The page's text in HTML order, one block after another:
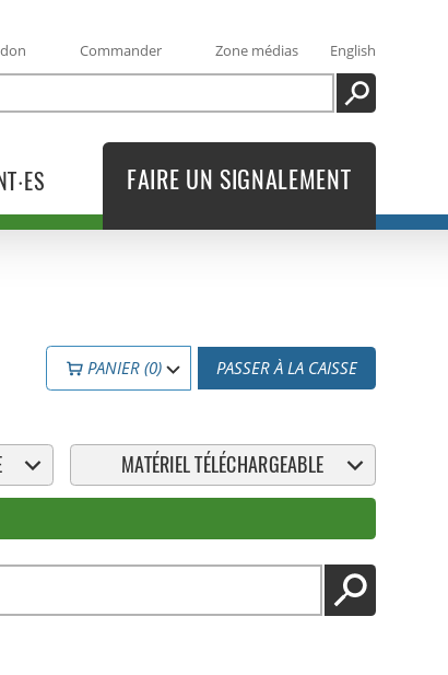
Commander Zone médias
English
RECHERCHE
FAIRE UN SIGNALEMENT
PANIER (0) PASSER À LA CAISSE
MATÉRIEL TÉLÉCHARGEABLE
LANCER